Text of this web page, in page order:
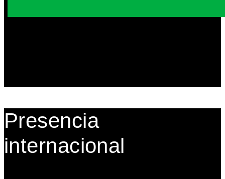
Presencia
internacional